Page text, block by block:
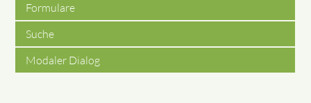
Formulare
Suche
Modaler Dialog